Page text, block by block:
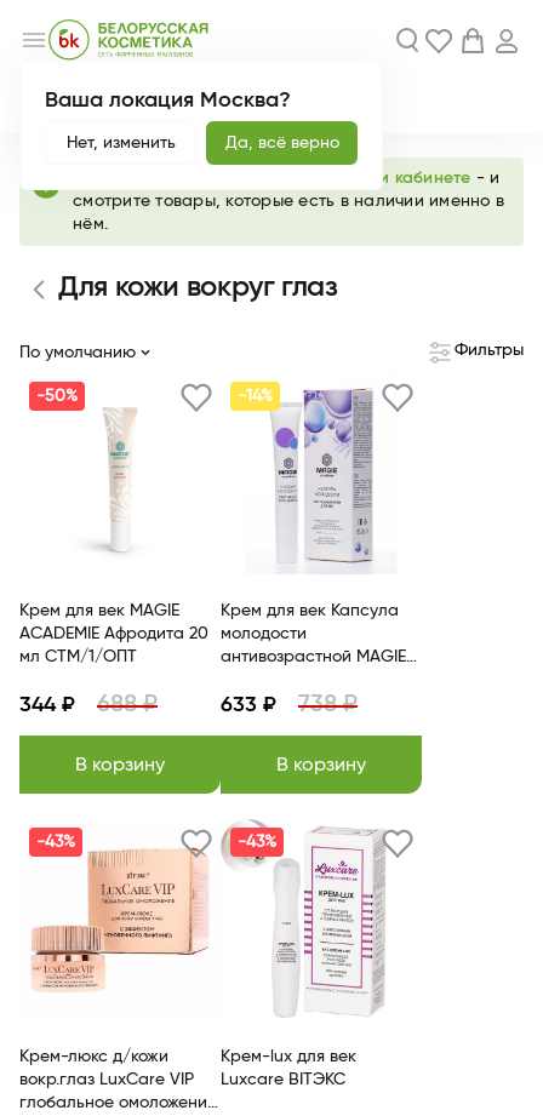
Ваша локация Москва?
Нет, изменить Да, всё верно
menu
Новинки Акции
info личном кабинете - и
смотрите товары, которые есть в наличии именно в
нём.
Для кожи вокруг глаз
По умолчанию Фильтры
-50%
Крем для век MAGIE
ACADEMIE Афродита 20
мл СТМ/1/ОПТ
344 ₽ 688 ₽
В корзину
-14%
Крем для век Капсула
молодости
антивозрастной MAGIE
633 ₽ 738 ₽
В корзину
-43%
Крем-люкс д/кожи
вокр.глаз LuxCare VIP
глобальное омоложение
-43%
Крем-lux для век
Luxcare BITЭКС